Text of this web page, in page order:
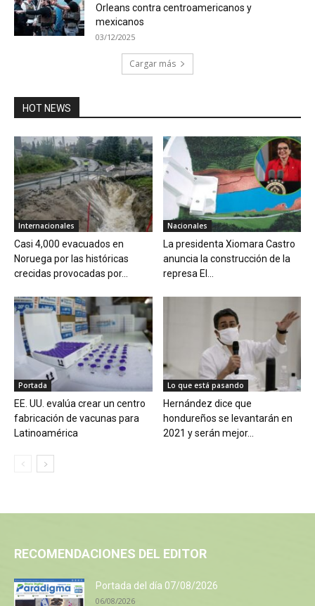
Orleans contra centroamericanos y
mexicanos
03/12/2025
Cargar más
HOT NEWS
Internacionales
Casi 4,000 evacuados en
Noruega por las históricas
crecidas provocadas por...
Nacionales
La presidenta Xiomara Castro
anuncia la construcción de la
represa El...
Portada
EE. UU. evalúa crear un centro
fabricación de vacunas para
Latinoamérica
Lo que está pasando
Hernández dice que
hondureños se levantarán en
2021 y serán mejor...
RECOMENDACIONES DEL EDITOR
Portada del día 07/08/2026
06/08/2026